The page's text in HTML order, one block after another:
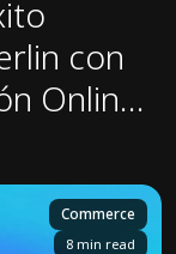
con
Online-
el Éxito
Commerce
8 min read